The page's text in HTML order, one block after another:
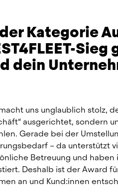
Kategorie
dein
uns unglaublich stolz,
ausgerichtet, sondern
Gerade bei der
– da unterstützt
Betreuung und
Deshalb ist der Award
an und Kund:innen